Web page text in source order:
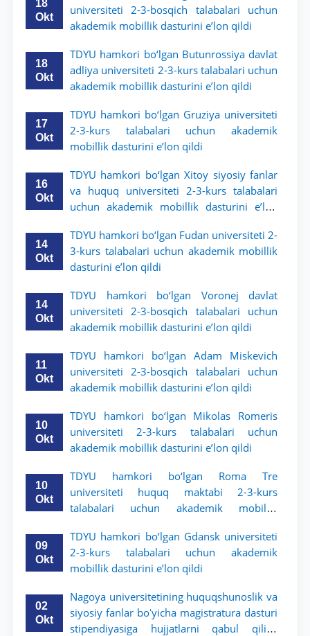
18
Okt
universiteti 2-3-bosqich talabalari uchun
akademik mobillik dasturini e’lon qildi
18
Okt
TDYU hamkori bo‘lgan Butunrossiya davlat
adliya universiteti 2-3-kurs talabalari uchun
akademik mobillik dasturini e’lon qildi
17
Okt
TDYU hamkori bo‘lgan Gruziya universiteti
2-3-kurs talabalari uchun akademik
mobillik dasturini e’lon qildi
16
Okt
TDYU hamkori bo‘lgan Xitoy siyosiy fanlar
va huquq universiteti 2-3-kurs talabalari
uchun akademik mobillik dasturini e’lon
14
Okt
TDYU hamkori bo‘lgan Fudan universiteti 2-
3-kurs talabalari uchun akademik mobillik
dasturini e’lon qildi
14
Okt
TDYU hamkori bo‘lgan Voronej davlat
universiteti 2-3-bosqich talabalari uchun
akademik mobillik dasturini e’lon qildi
11
Okt
TDYU hamkori bo‘lgan Adam Miskevich
universiteti 2-3-bosqich talabalari uchun
akademik mobillik dasturini e’lon qildi
10
Okt
TDYU hamkori bo‘lgan Mikolas Romeris
universiteti 2-3-kurs talabalari uchun
akademik mobillik dasturini e’lon qildi
10
Okt
TDYU hamkori bo‘lgan Roma Tre
universiteti huquq maktabi 2-3-kurs
talabalari uchun akademik mobillik
09
Okt
TDYU hamkori bo‘lgan Gdansk universiteti
2-3-kurs talabalari uchun akademik
mobillik dasturini e’lon qildi
02
Okt
Nagoya universitetining huquqshunoslik va
siyosiy fanlar boʻyicha magistratura dasturi
stipendiyasiga hujjatlarni qabul qilish